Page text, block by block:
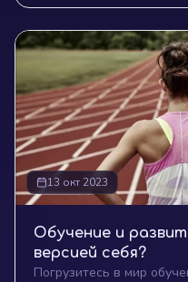
13 окт 2023
Обучение и
версией себя?
Погрузитесь в мир